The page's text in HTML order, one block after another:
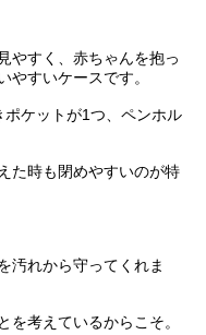
やすく、赤ちゃんを抱っ
やすいケースです。
ケットが1つ、ペンホル
た時も閉めやすいのが特
汚れから守ってくれま
を考えているからこそ。